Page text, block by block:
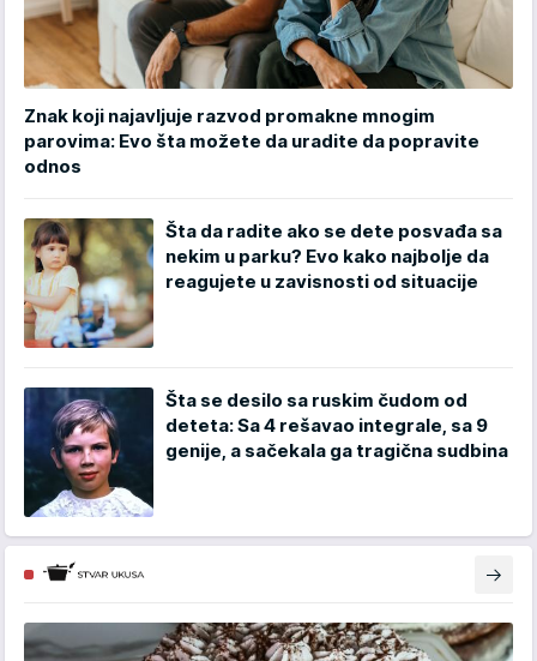
Znak koji najavljuje razvod promakne mnogim
parovima: Evo šta možete da uradite da popravite
odnos
Šta da radite ako se dete posvađa sa
nekim u parku? Evo kako najbolje da
reagujete u zavisnosti od situacije
Šta se desilo sa ruskim čudom od
deteta: Sa 4 rešavao integrale, sa 9
genije, a sačekala ga tragična sudbina